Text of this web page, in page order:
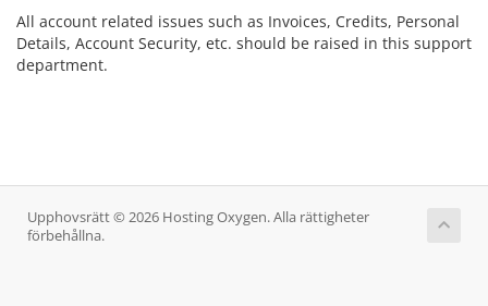
All account related issues such as Invoices, Credits, Personal
Details, Account Security, etc. should be raised in this support
department.
Upphovsrätt © 2026 Hosting Oxygen. Alla rättigheter
förbehållna.